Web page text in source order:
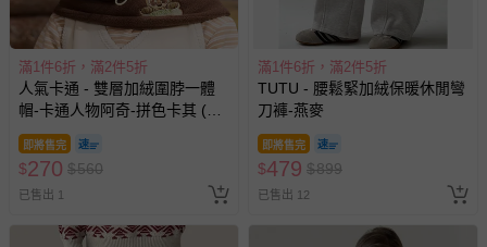
滿1件6折，滿2件5折
人氣卡通 - 雙層加絨圍脖一體
帽-卡通人物阿奇-拼色卡其 (52-
56cm)
即將售完
$270 $560
已售出 1
滿1件6折，滿2件5折
TUTU - 腰鬆緊加絨保暖休閒彎
刀褲-燕麥
即將售完
$479 $899
已售出 12